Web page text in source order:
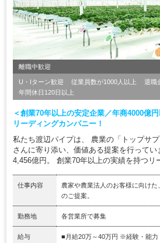
離職中歓迎
U・Iターン歓迎 従業員数が1000人以上 退職
年間休日120日以上
＜創業70年以上の安定企業／年商4000億
リーディングカンパニー！
私たち渡辺パイプは、 農業の「トップサ
さんに寄り添い、価値ある提案を行って
4,456億円。 創業70年以上の実績を持つリ
仕事内容
農家や農業法人のお客様に向け
のご提案。
勤務地 各営業所で募集
給与
■月給20万～40万円 ※経験・能力